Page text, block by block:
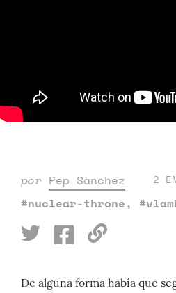
por Pep Sànchez 2
#nuclear-throne,
De alguna forma había que